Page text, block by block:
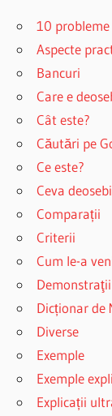
10
Aspecte
Bancuri
Care e
Cât este?
Căutări pe
Ce este?
Ceva
Comparații
Criterii
Cum le-a
Demonstraţii
Dicționar de
Diverse
Exemple
Exemple
Explicații